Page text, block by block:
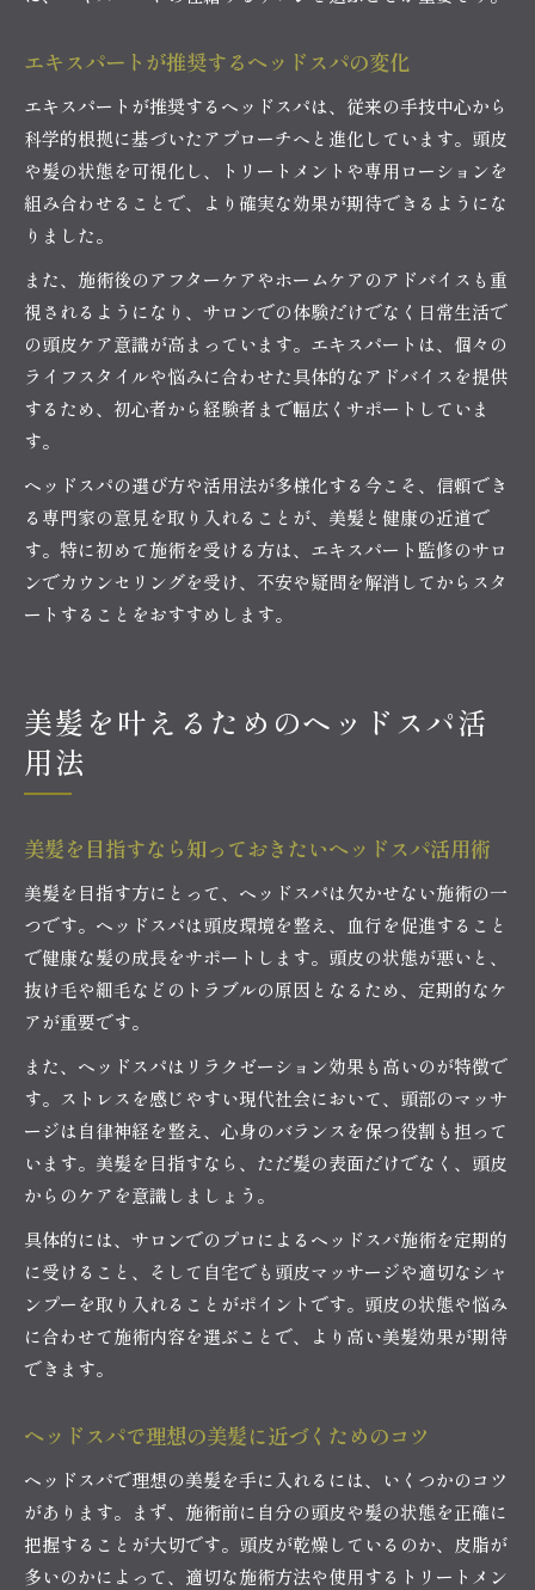
エキスパートが推奨するヘッドスパの変化
エキスパートが推奨するヘッドスパは、従来の手技中心から
科学的根拠に基づいたアプローチへと進化しています。頭皮
や髪の状態を可視化し、トリートメントや専用ローションを
組み合わせることで、より確実な効果が期待できるようにな
りました。
また、施術後のアフターケアやホームケアのアドバイスも重
視されるようになり、サロンでの体験だけでなく日常生活で
の頭皮ケア意識が高まっています。エキスパートは、個々の
ライフスタイルや悩みに合わせた具体的なアドバイスを提供
するため、初心者から経験者まで幅広くサポートしていま
す。
ヘッドスパの選び方や活用法が多様化する今こそ、信頼でき
る専門家の意見を取り入れることが、美髪と健康の近道で
す。特に初めて施術を受ける方は、エキスパート監修のサロ
ンでカウンセリングを受け、不安や疑問を解消してからスタ
ートすることをおすすめします。
美髪を叶えるためのヘッドスパ活
用法
美髪を目指すなら知っておきたいヘッドスパ活用術
美髪を目指す方にとって、ヘッドスパは欠かせない施術の一
つです。ヘッドスパは頭皮環境を整え、血行を促進すること
で健康な髪の成長をサポートします。頭皮の状態が悪いと、
抜け毛や細毛などのトラブルの原因となるため、定期的なケ
アが重要です。
また、ヘッドスパはリラクゼーション効果も高いのが特徴で
す。ストレスを感じやすい現代社会において、頭部のマッサ
ージは自律神経を整え、心身のバランスを保つ役割も担って
います。美髪を目指すなら、ただ髪の表面だけでなく、頭皮
からのケアを意識しましょう。
具体的には、サロンでのプロによるヘッドスパ施術を定期的
に受けること、そして自宅でも頭皮マッサージや適切なシャ
ンプーを取り入れることがポイントです。頭皮の状態や悩み
に合わせて施術内容を選ぶことで、より高い美髪効果が期待
できます。
ヘッドスパで理想の美髪に近づくためのコツ
ヘッドスパで理想の美髪を手に入れるには、いくつかのコツ
があります。まず、施術前に自分の頭皮や髪の状態を正確に
把握することが大切です。頭皮が乾燥しているのか、皮脂が
多いのかによって、適切な施術方法や使用するトリートメン